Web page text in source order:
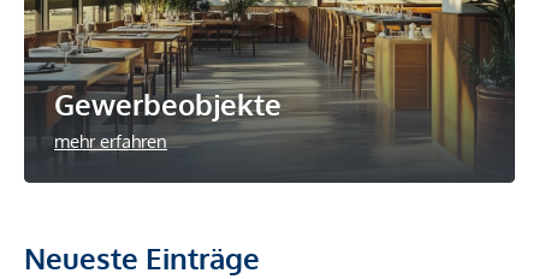
Gewerbeobjekte
mehr erfahren
Neueste Einträge